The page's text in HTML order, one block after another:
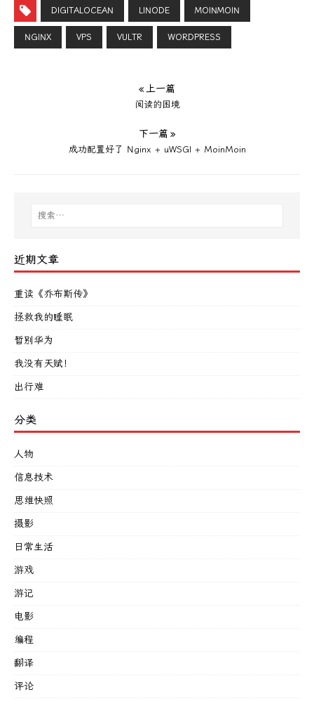
DIGITALOCEAN LINODE MOINMOIN
NGINX VPS VULTR WORDPRESS
« 上一篇
阅读的困境
下一篇 »
成功配置好了 Nginx + uWSGI + MoinMoin
近期文章
重读《乔布斯传》
拯救我的睡眠
暂别华为
我没有天赋！
出行难
分类
人物
信息技术
思维快照
摄影
日常生活
游戏
游记
电影
编程
翻译
评论